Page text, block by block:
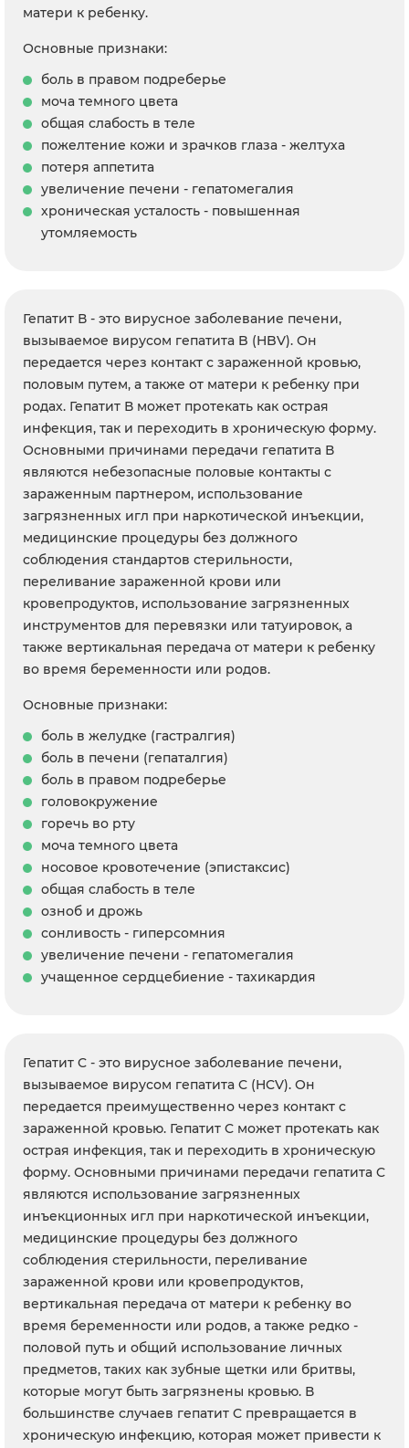
матери к ребенку.
Основные признаки:
боль в правом подреберье
моча темного цвета
общая слабость в теле
пожелтение кожи и зрачков глаза - желтуха
потеря аппетита
увеличение печени - гепатомегалия
хроническая усталость - повышенная
утомляемость
Гепатит В - это вирусное заболевание печени,
вызываемое вирусом гепатита B (HBV). Он
передается через контакт с зараженной кровью,
половым путем, а также от матери к ребенку при
родах. Гепатит В может протекать как острая
инфекция, так и переходить в хроническую форму.
Основными причинами передачи гепатита В
являются небезопасные половые контакты с
зараженным партнером, использование
загрязненных игл при наркотической инъекции,
медицинские процедуры без должного
соблюдения стандартов стерильности,
переливание зараженной крови или
кровепродуктов, использование загрязненных
инструментов для перевязки или татуировок, а
также вертикальная передача от матери к ребенку
во время беременности или родов.
Основные признаки:
боль в желудке (гастралгия)
боль в печени (гепаталгия)
боль в правом подреберье
головокружение
горечь во рту
моча темного цвета
носовое кровотечение (эпистаксис)
общая слабость в теле
озноб и дрожь
сонливость - гиперсомния
увеличение печени - гепатомегалия
учащенное сердцебиение - тахикардия
Гепатит C - это вирусное заболевание печени,
вызываемое вирусом гепатита C (HCV). Он
передается преимущественно через контакт с
зараженной кровью. Гепатит C может протекать как
острая инфекция, так и переходить в хроническую
форму. Основными причинами передачи гепатита C
являются использование загрязненных
инъекционных игл при наркотической инъекции,
медицинские процедуры без должного
соблюдения стерильности, переливание
зараженной крови или кровепродуктов,
вертикальная передача от матери к ребенку во
время беременности или родов, а также редко -
половой путь и общий использование личных
предметов, таких как зубные щетки или бритвы,
которые могут быть загрязнены кровью. В
большинстве случаев гепатит C превращается в
хроническую инфекцию, которая может привести к